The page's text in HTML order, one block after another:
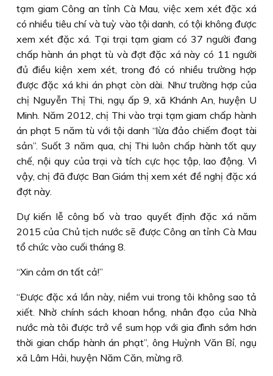
tạm giam Công an tỉnh Cà Mau, việc xem xét đặc xá
có nhiều tiêu chí và tuỳ vào tội danh, có tội không được
xem xét đặc xá. Tại trại tạm giam có 37 người đang
chấp hành án phạt tù và đợt đặc xá này có 11 người
đủ điều kiện xem xét, trong đó có nhiều trường hợp
được đặc xá khi án phạt còn dài. Như trường hợp của
chị Nguyễn Thị Thi, ngụ ấp 9, xã Khánh An, huyện U
Minh. Năm 2012, chị Thi vào trại tạm giam chấp hành
án phạt 5 năm tù với tội danh “lừa đảo chiếm đoạt tài
sản”. Suốt 3 năm qua, chị Thi luôn chấp hành tốt quy
chế, nội quy của trại và tích cực học tập, lao động. Vì
vậy, chị đã được Ban Giám thị xem xét đề nghị đặc xá
đợt này.
Dự kiến lễ công bố và trao quyết định đặc xá năm
2015 của Chủ tịch nước sẽ được Công an tỉnh Cà Mau
tổ chức vào cuối tháng 8.
“Xin cảm ơn tất cả!”
“Ðược đặc xá lần này, niềm vui trong tôi không sao tả
xiết. Nhờ chính sách khoan hồng, nhân đạo của Nhà
nước mà tôi được trở về sum họp với gia đình sớm hơn
thời gian chấp hành án phạt”, ông Huỳnh Văn Bỉ, ngụ
xã Lâm Hải, huyện Năm Căn, mừng rỡ.